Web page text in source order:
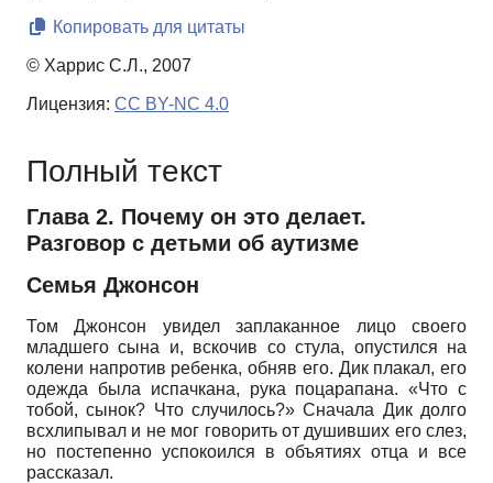
Копировать для цитаты
© Харрис С.Л., 2007
Лицензия: CC BY-NC 4.0
Полный текст
Глава 2. Почему он это делает.
Разговор с детьми об аутизме
Семья Джонсон
Том Джонсон увидел заплаканное лицо своего
младшего сына и, вскочив со стула, опустился на
колени напротив ребенка, обняв его. Дик плакал, его
одежда была испачкана, рука поцарапана. «Что с
тобой, сынок? Что случилось?» Сначала Дик долго
всхлипывал и не мог говорить от душивших его слез,
но постепенно успокоился в объятиях отца и все
рассказал.